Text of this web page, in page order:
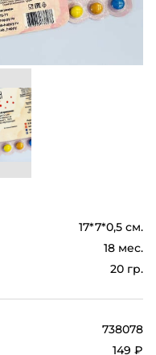
17*7*0,5 см.
18 мес.
20 гр.
738078
149 ₽